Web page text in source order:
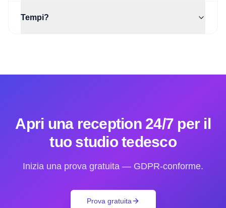
Tempi?
Apri una reception 24/7 per il
tuo studio tedesco
Inizia una prova gratuita — GDPR-conforme.
Prova gratuita